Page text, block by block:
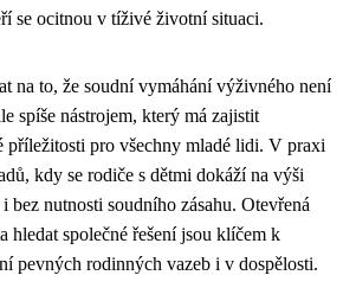
se ocitnou v tíživé životní situaci.
na to, že soudní vymáhání výživného není
spíše nástrojem, který má zajistit
příležitosti pro všechny mladé lidi. V praxi
kdy se rodiče s dětmi dokáží na výši
nutnosti soudního zásahu. Otevřená
hledat společné řešení jsou klíčem k
pevných rodinných vazeb i v dospělosti.